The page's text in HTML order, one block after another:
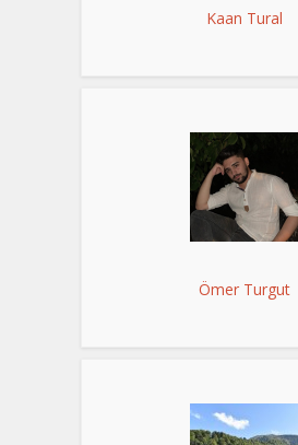
Kaan Tural
Ömer Turgut